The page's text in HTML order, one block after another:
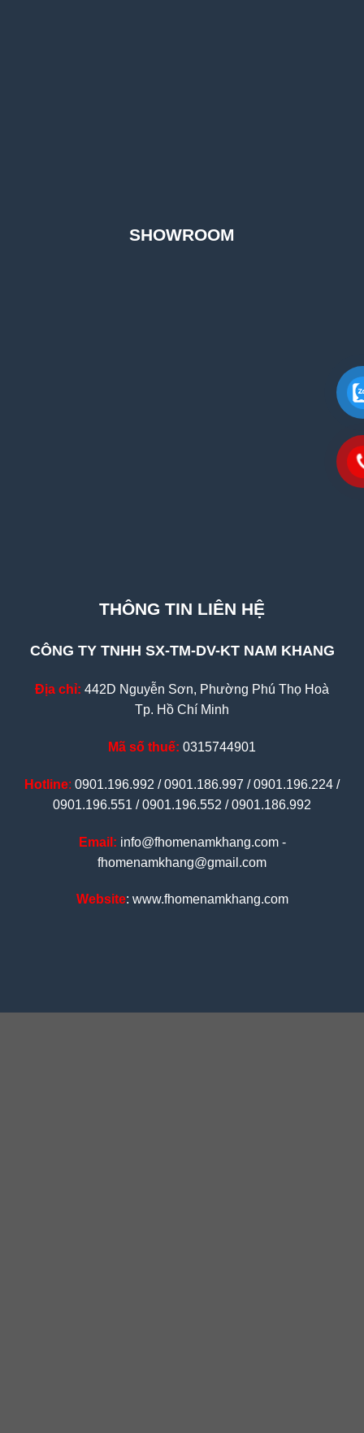
SHOWROOM
THÔNG TIN LIÊN HỆ
CÔNG TY TNHH SX-TM-DV-KT NAM KHANG
Địa chỉ: 442D Nguyễn Sơn, Phường Phú Thọ Hoà
Tp. Hồ Chí Minh
Mã số thuế: 0315744901
Hotline: 0901.196.992 / 0901.186.997 / 0901.196.224 /
0901.196.551 / 0901.196.552 / 0901.186.992
Email: info@fhomenamkhang.com -
fhomenamkhang@gmail.com
Website: www.fhomenamkhang.com